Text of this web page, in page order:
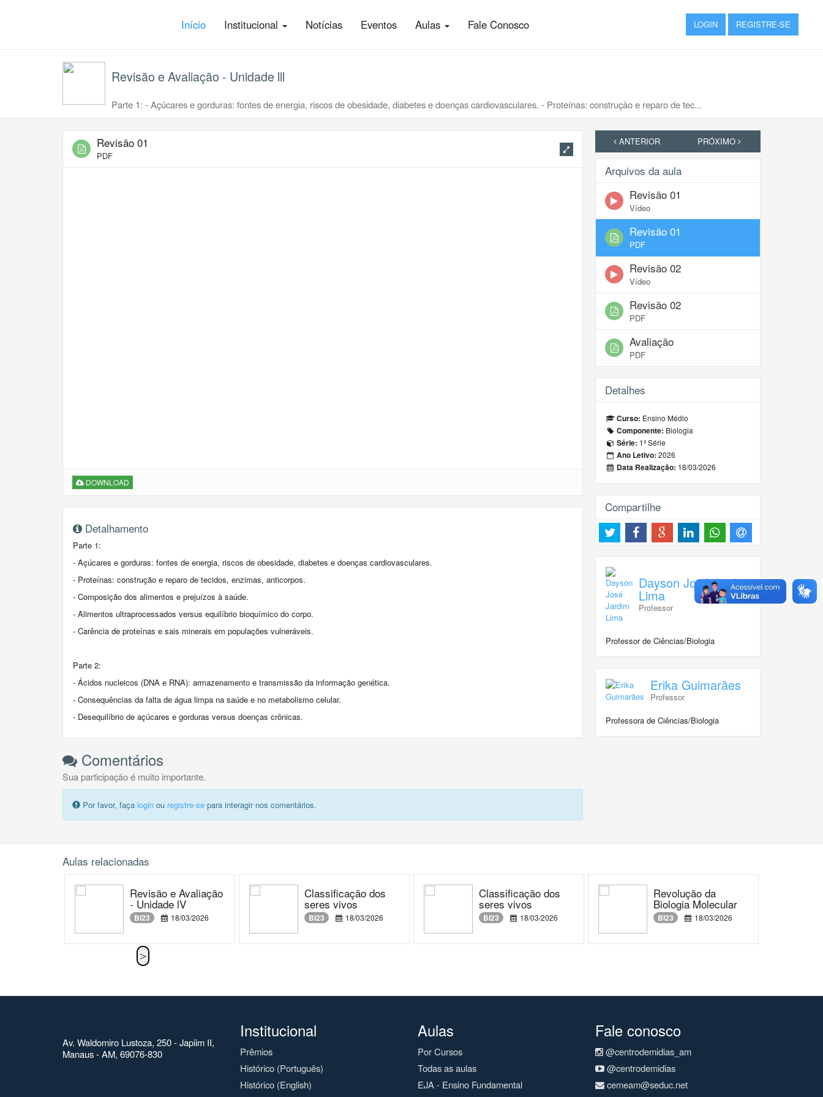
Início Institucional Notícias Eventos Aulas Fale Conosco LOGIN REGISTRE-SE
Revisão e Avaliação - Unidade lll
Parte 1: - Açúcares e gorduras: fontes de energia, riscos de obesidade, diabetes e doenças cardiovasculares. - Proteínas: construção e reparo de tec...
Revisão 01
PDF
DOWNLOAD
Detalhamento
Parte 1:
- Açúcares e gorduras: fontes de energia, riscos de obesidade, diabetes e doenças cardiovasculares.
- Proteínas: construção e reparo de tecidos, enzimas, anticorpos.
- Composição dos alimentos e prejuízos à saúde.
- Alimentos ultraprocessados versus equilíbrio bioquímico do corpo.
- Carência de proteínas e sais minerais em populações vulneráveis.
Parte 2:
- Ácidos nucleicos (DNA e RNA): armazenamento e transmissão da informação genética.
- Consequências da falta de água limpa na saúde e no metabolismo celular.
- Desequilíbrio de açúcares e gorduras versus doenças crônicas.
Comentários
Sua participação é muito importante.
Por favor, faça login ou registre-se para interagir nos comentários.
ANTERIOR PRÓXIMO
Arquivos da aula
Revisão 01
Vídeo
Revisão 01
PDF
Revisão 02
Vídeo
Revisão 02
PDF
Avaliação
PDF
Detalhes
Curso: Ensino Médio
Componente: Biologia
Série: 1ª Série
Ano Letivo: 2026
Data Realização: 18/03/2026
Compartilhe
Dayson José Jardim
Lima
Professor
Professor de Ciências/Biologia
Erika Guimarães
Professor
Professora de Ciências/Biologia
Aulas relacionadas
Revisão e Avaliação
- Unidade lV
BI23 18/03/2026
Classificação dos
seres vivos
BI23 18/03/2026
Classificação dos
seres vivos
BI23 18/03/2026
Revolução da
Biologia Molecular
BI23 18/03/2026
Av. Waldomiro Lustoza, 250 - Japiim II,
Manaus - AM, 69076-830
Institucional
Prêmios
Histórico (Português)
Histórico (English)
Aulas
Por Cursos
Todas as aulas
EJA - Ensino Fundamental
Fale conosco
@centrodemidias_am
@centrodemidias
cemeam@seduc.net